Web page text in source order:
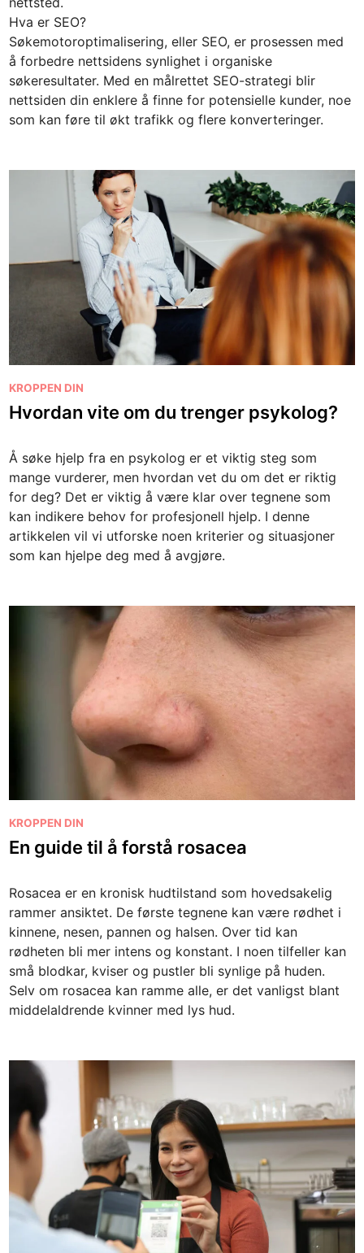
Hva er SEO?
Søkemotoroptimalisering, eller SEO, er prosessen med
å forbedre nettsidens synlighet i organiske
søkeresultater. Med en målrettet SEO-strategi blir
nettsiden din enklere å finne for potensielle kunder, noe
som kan føre til økt trafikk og flere konverteringer.
P
o
e
d
i
n
KROPPEN DIN
Hvordan vite om du trenger psykolog?
Å søke hjelp fra en psykolog er et viktig steg som
mange vurderer, men hvordan vet du om det er riktig
for deg? Det er viktig å være klar over tegnene som
kan indikere behov for profesjonell hjelp. I denne
artikkelen vil vi utforske noen kriterier og situasjoner
som kan hjelpe deg med å avgjøre.
P
o
e
d
i
n
KROPPEN DIN
En guide til å forstå rosacea
Rosacea er en kronisk hudtilstand som hovedsakelig
rammer ansiktet. De første tegnene kan være rødhet i
kinnene, nesen, pannen og halsen. Over tid kan
rødheten bli mer intens og konstant. I noen tilfeller kan
små blodkar, kviser og pustler bli synlige på huden.
Selv om rosacea kan ramme alle, er det vanligst blant
middelaldrende kvinner med lys hud.